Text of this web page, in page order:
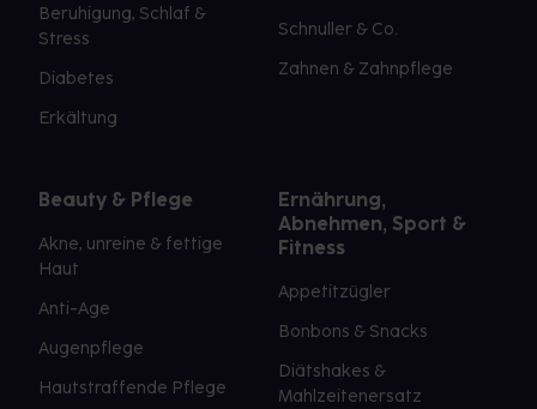
Beruhigung, Schlaf &
Stress
Diabetes
Erkältung
Schnuller & Co.
Zahnen & Zahnpflege
Beauty & Pflege
Akne, unreine & fettige
Haut
Anti-Age
Augenpflege
Hautstraffende Pflege
Ernährung,
Abnehmen, Sport &
Fitness
Appetitzügler
Bonbons & Snacks
Diätshakes &
Mahlzeitenersatz